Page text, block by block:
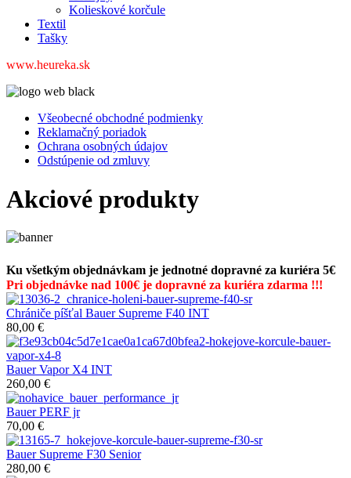
Kolieskové korčule
Textil
Tašky
www.heureka.sk
Všeobecné obchodné podmienky
Reklamačný poriadok
Ochrana osobných údajov
Odstúpenie od zmluvy
Akciové produkty
Ku všetkým objednávkam je jednotné dopravné za kuriéra 5€
Pri objednávke nad 100€ je dopravné za kuriéra zdarma !!!
Chrániče píšťal Bauer Supreme F40 INT
80,00 €
Bauer Vapor X4 INT
260,00 €
Bauer PERF jr
70,00 €
Bauer Supreme F30 Senior
280,00 €